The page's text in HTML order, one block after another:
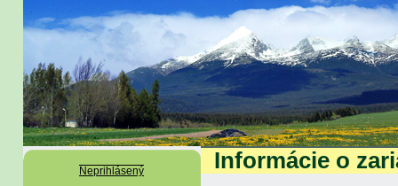
Neprihlásený Informácie o